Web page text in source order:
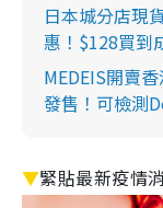
日本城分店現
惠！$128買到
MEDEIS開賣
發售！可檢測
▼緊貼最新疫情